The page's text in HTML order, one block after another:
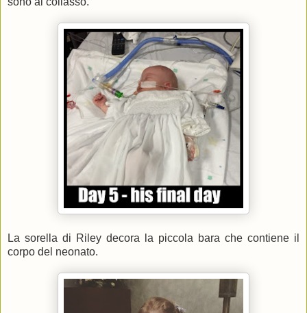
La sorella di Riley decora la piccola bara che contiene il
corpo del neonato.